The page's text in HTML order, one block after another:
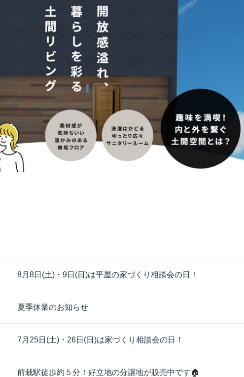
8月8日(土)・9日(日)は平屋の家づくり相談会の日！
夏季休業のお知らせ
7月25日(土)・26日(日)は家づくり相談会の日！
前栽駅徒歩約５分！好立地の分譲地が販売中です🏠